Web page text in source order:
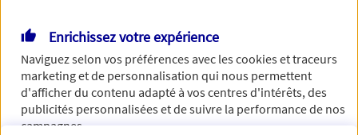
Si besoin, vous pouvez nous joindre via notre page de
contact.
> Nous contacter
Enrichissez votre expérience
Naviguez selon vos préférences avec lescookies et traceurs
marketing et de personnalisation qui nous permettent
d'afficher du contenu adapté à vos centres d'intérêts, des
publicités personnalisées et de suivre la performance de nos
campagnes.